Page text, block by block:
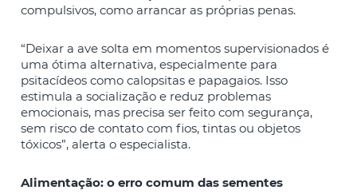
compulsivos, como arrancar as próprias penas.
“Deixar a ave solta em momentos supervisionados é
uma ótima alternativa, especialmente para
psitacídeos como calopsitas e papagaios. Isso
estimula a socialização e reduz problemas
emocionais, mas precisa ser feito com segurança,
sem risco de contato com fios, tintas ou objetos
tóxicos”, alerta o especialista.
Alimentação: o erro comum das sementes